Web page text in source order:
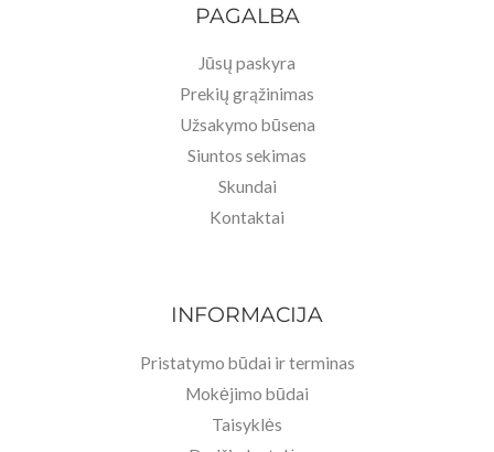
PAGALBA
Jūsų paskyra
Prekių grąžinimas
Užsakymo būsena
Siuntos sekimas
Skundai
Kontaktai
INFORMACIJA
Pristatymo būdai ir terminas
Mokėjimo būdai
Taisyklės